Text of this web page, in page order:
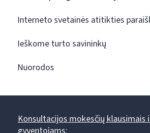
Interneto svetainės atitikties
Ieškome turto savininkų
Nuorodos
Konsultacijos mokesčių klausimais
gyventojams: